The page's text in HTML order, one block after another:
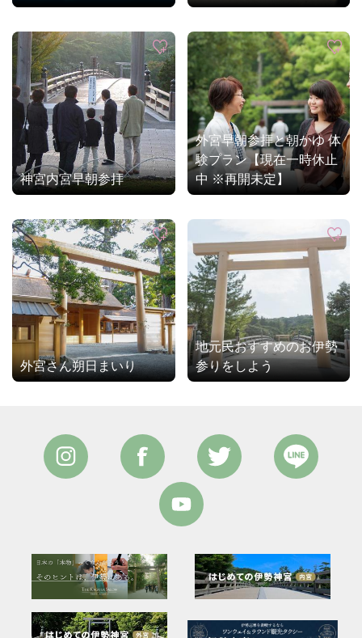
神宮内宮早朝参拝
外宮早朝参拝と朝かゆ 体
験プラン【現在一時休止
中 ※再開未定】
外宮さん朔日まいり
地元民おすすめのお伊勢
参りをしよう